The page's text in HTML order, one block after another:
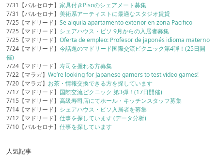
7/31【バルセロナ】家具付きPisoのシェアメート募集
7/31【バルセロナ】美術系アーティストに最適なスタジオ賃貸
7/25【マドリード】Se alquila apartamento exterior en zona Pacifico
7/25【マドリード】 シェアハウス・ピソ 9月からの入居者募集
7/25【マドリード】Oferta de empleo: Profesor de japonés idioma materno
7/24【マドリード】今話題のマドリード国際交流ピクニック第4弾！(25日開
催)
7/24【マドリード】寿司を握れる方募集
7/22【マラガ】We’re looking for Japanese gamers to test video games!
7/20【マラガ】 お茶・情報交換できる方を探しています
7/17【マドリード】 国際交流ピクニック 第3弾！(17日開催)
7/15【マドリード】高級寿司店にてホール・キッチンスタッフ募集
7/14【マドリード】 シェアハウス・ピソ入居者を募集
7/12【マドリード】仕事を探しています (データ分析)
7/10【バルセロナ】仕事を探しています
人気記事